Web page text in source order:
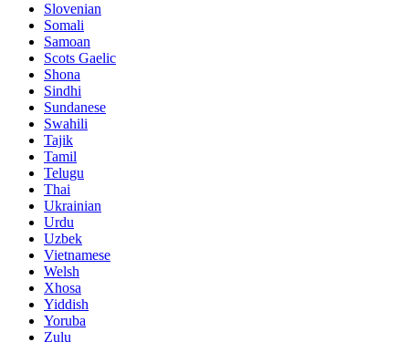
Slovenian
Somali
Samoan
Scots Gaelic
Shona
Sindhi
Sundanese
Swahili
Tajik
Tamil
Telugu
Thai
Ukrainian
Urdu
Uzbek
Vietnamese
Welsh
Xhosa
Yiddish
Yoruba
Zulu